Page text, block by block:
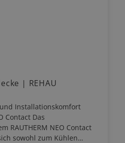
| REHAU
Installationskomfort
Contact Das
RAUTHERM NEO Contact
sowohl zum Kühlen…